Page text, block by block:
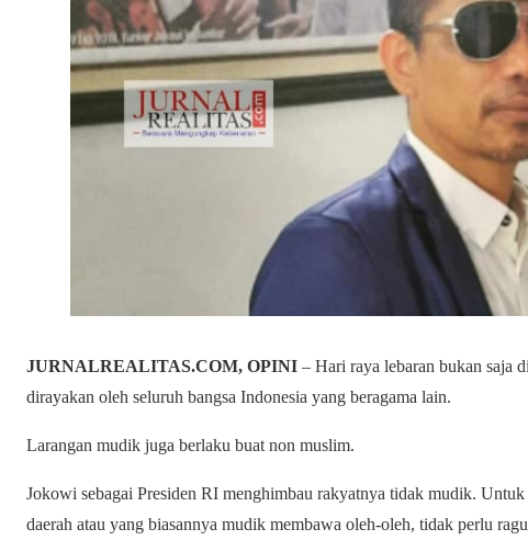
JURNALREALITAS.COM, OPINI – Hari raya lebaran bukan saja
dirayakan oleh seluruh bangsa Indonesia yang beragama lain.
Larangan mudik juga berlaku buat non muslim.
Jokowi sebagai Presiden RI menghimbau rakyatnya tidak mudik.
daerah atau yang biasannya mudik membawa oleh-oleh, tidak perlu